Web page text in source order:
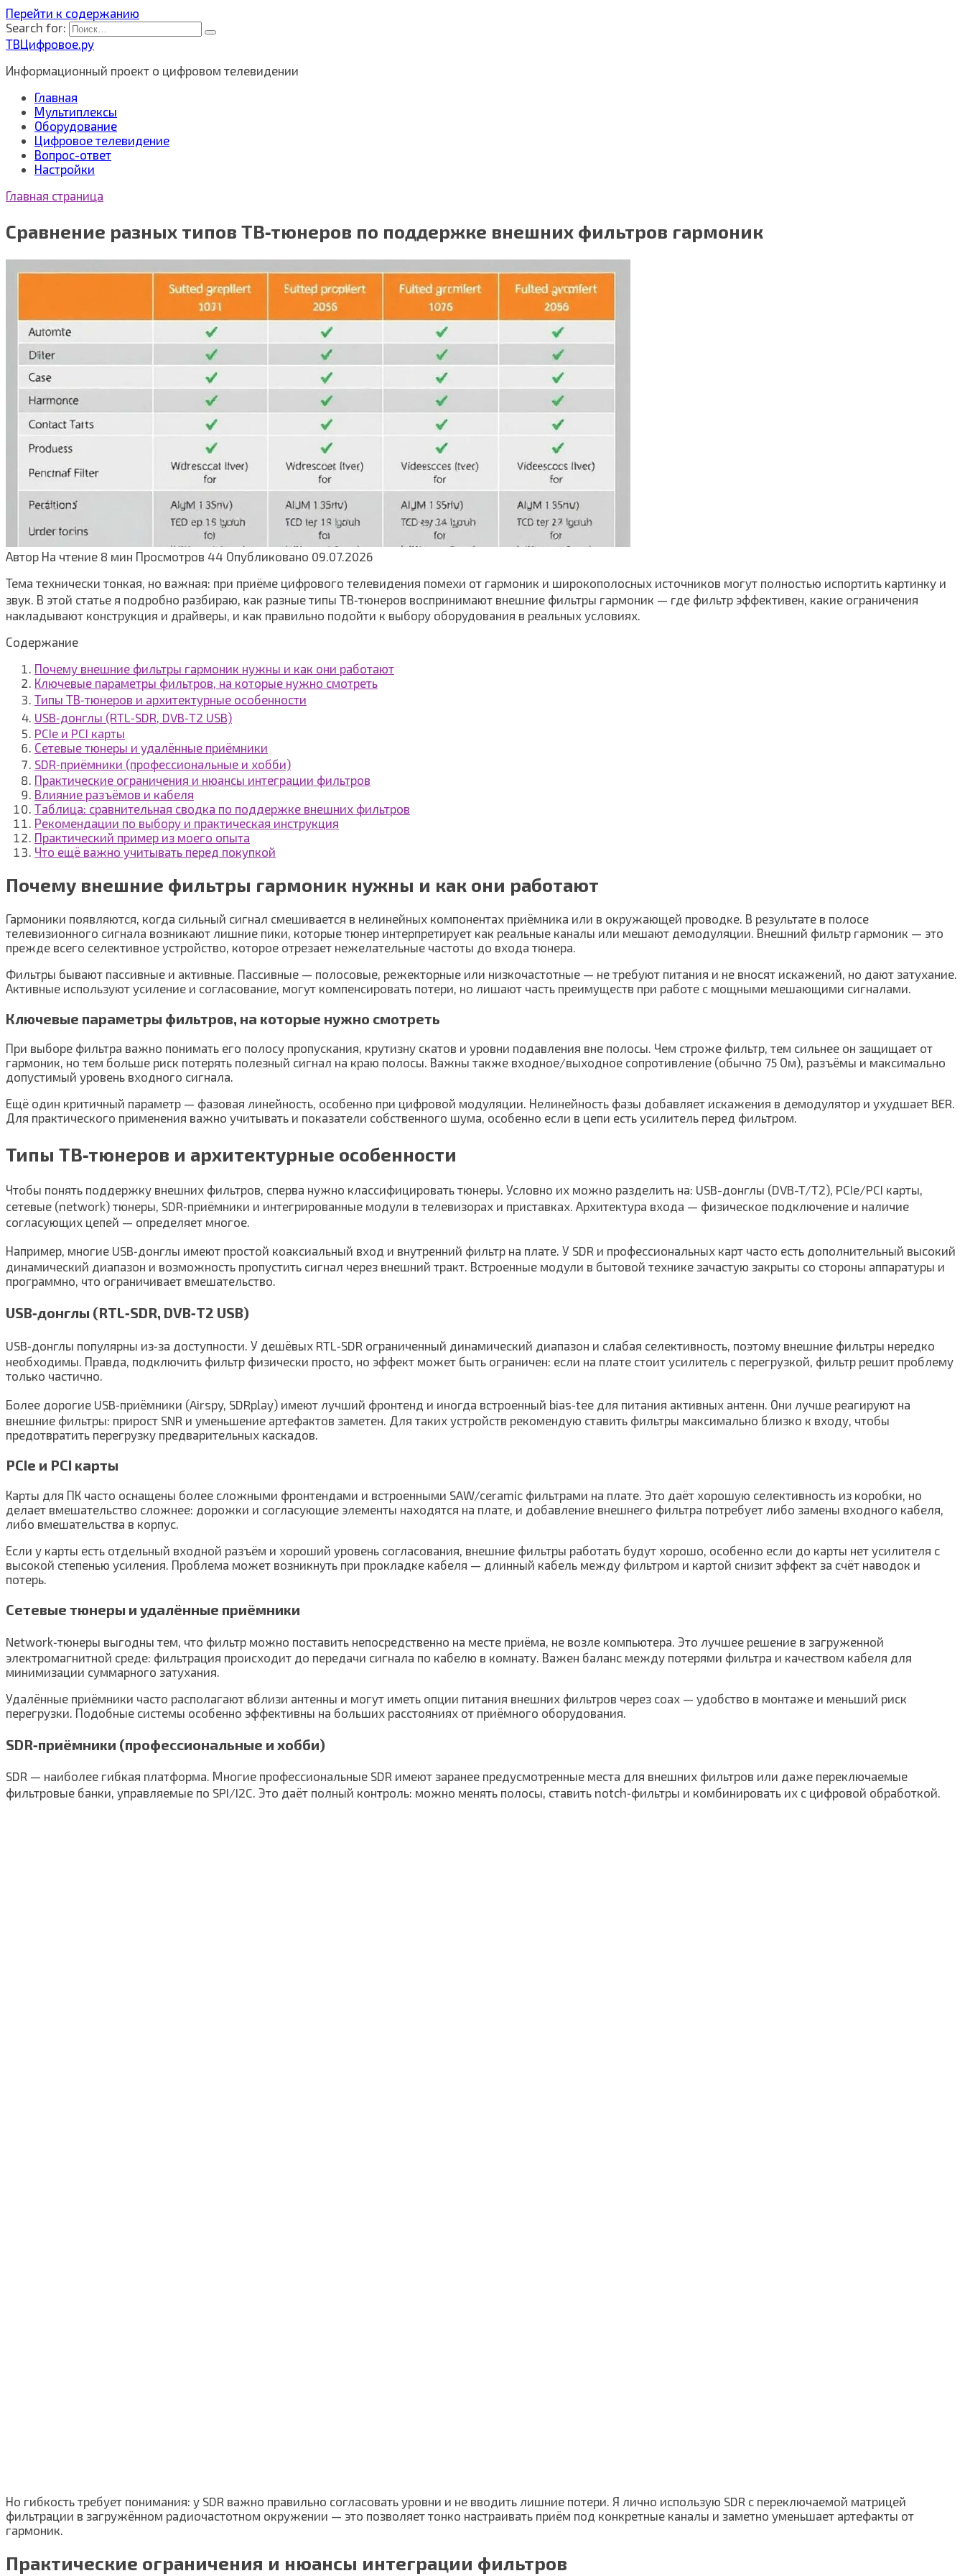
Перейти к содержанию
Search for:
ТВЦифровое.ру
Информационный проект о цифровом телевидении
Главная
Мультиплексы
Оборудование
Цифровое телевидение
Вопрос-ответ
Настройки
Главная страница
Сравнение разных типов ТВ‑тюнеров по поддержке внешних фильтров гармоник
Автор На чтение 8 мин Просмотров 44 Опубликовано 09.07.2026
Тема технически тонкая, но важная: при приёме цифрового телевидения помехи от гармоник и широкополосных источников могут полностью испортить картинку и
звук. В этой статье я подробно разбираю, как разные типы ТВ‑тюнеров воспринимают внешние фильтры гармоник — где фильтр эффективен, какие ограничения
накладывают конструкция и драйверы, и как правильно подойти к выбору оборудования в реальных условиях.
Содержание
Почему внешние фильтры гармоник нужны и как они работают
Ключевые параметры фильтров, на которые нужно смотреть
Типы ТВ‑тюнеров и архитектурные особенности
USB‑донглы (RTL‑SDR, DVB‑T2 USB)
PCIe и PCI карты
Сетевые тюнеры и удалённые приёмники
SDR‑приёмники (профессиональные и хобби)
Практические ограничения и нюансы интеграции фильтров
Влияние разъёмов и кабеля
Таблица: сравнительная сводка по поддержке внешних фильтров
Рекомендации по выбору и практическая инструкция
Практический пример из моего опыта
Что ещё важно учитывать перед покупкой
Почему внешние фильтры гармоник нужны и как они работают
Гармоники появляются, когда сильный сигнал смешивается в нелинейных компонентах приёмника или в окружающей проводке. В результате в полосе
телевизионного сигнала возникают лишние пики, которые тюнер интерпретирует как реальные каналы или мешают демодуляции. Внешний фильтр гармоник — это
прежде всего селективное устройство, которое отрезает нежелательные частоты до входа тюнера.
Фильтры бывают пассивные и активные. Пассивные — полосовые, режекторные или низкочастотные — не требуют питания и не вносят искажений, но дают затухание.
Активные используют усиление и согласование, могут компенсировать потери, но лишают часть преимуществ при работе с мощными мешающими сигналами.
Ключевые параметры фильтров, на которые нужно смотреть
При выборе фильтра важно понимать его полосу пропускания, крутизну скатов и уровни подавления вне полосы. Чем строже фильтр, тем сильнее он защищает от
гармоник, но тем больше риск потерять полезный сигнал на краю полосы. Важны также входное/выходное сопротивление (обычно 75 Ом), разъёмы и максимально
допустимый уровень входного сигнала.
Ещё один критичный параметр — фазовая линейность, особенно при цифровой модуляции. Нелинейность фазы добавляет искажения в демодулятор и ухудшает BER.
Для практического применения важно учитывать и показатели собственного шума, особенно если в цепи есть усилитель перед фильтром.
Типы ТВ‑тюнеров и архитектурные особенности
Чтобы понять поддержку внешних фильтров, сперва нужно классифицировать тюнеры. Условно их можно разделить на: USB-донглы (DVB-T/T2), PCIe/PCI карты,
сетевые (network) тюнеры, SDR‑приёмники и интегрированные модули в телевизорах и приставках. Архитектура входа — физическое подключение и наличие
согласующих цепей — определяет многое.
Например, многие USB‑донглы имеют простой коаксиальный вход и внутренний фильтр на плате. У SDR и профессиональных карт часто есть дополнительный высокий
динамический диапазон и возможность пропустить сигнал через внешний тракт. Встроенные модули в бытовой технике зачастую закрыты со стороны аппаратуры и
программно, что ограничивает вмешательство.
USB‑донглы (RTL‑SDR, DVB‑T2 USB)
USB‑донглы популярны из‑за доступности. У дешёвых RTL‑SDR ограниченный динамический диапазон и слабая селективность, поэтому внешние фильтры нередко
необходимы. Правда, подключить фильтр физически просто, но эффект может быть ограничен: если на плате стоит усилитель с перегрузкой, фильтр решит проблему
только частично.
Более дорогие USB‑приёмники (Airspy, SDRplay) имеют лучший фронтенд и иногда встроенный bias‑tee для питания активных антенн. Они лучше реагируют на
внешние фильтры: прирост SNR и уменьшение артефактов заметен. Для таких устройств рекомендую ставить фильтры максимально близко к входу, чтобы
предотвратить перегрузку предварительных каскадов.
PCIe и PCI карты
Карты для ПК часто оснащены более сложными фронтендами и встроенными SAW/ceramic фильтрами на плате. Это даёт хорошую селективность из коробки, но
делает вмешательство сложнее: дорожки и согласующие элементы находятся на плате, и добавление внешнего фильтра потребует либо замены входного кабеля,
либо вмешательства в корпус.
Если у карты есть отдельный входной разъём и хороший уровень согласования, внешние фильтры работать будут хорошо, особенно если до карты нет усилителя с
высокой степенью усиления. Проблема может возникнуть при прокладке кабеля — длинный кабель между фильтром и картой снизит эффект за счёт наводок и
потерь.
Сетевые тюнеры и удалённые приёмники
Network‑тюнеры выгодны тем, что фильтр можно поставить непосредственно на месте приёма, не возле компьютера. Это лучшее решение в загруженной
электромагнитной среде: фильтрация происходит до передачи сигнала по кабелю в комнату. Важен баланс между потерями фильтра и качеством кабеля для
минимизации суммарного затухания.
Удалённые приёмники часто располагают вблизи антенны и могут иметь опции питания внешних фильтров через coax — удобство в монтаже и меньший риск
перегрузки. Подобные системы особенно эффективны на больших расстояниях от приёмного оборудования.
SDR‑приёмники (профессиональные и хобби)
SDR — наиболее гибкая платформа. Многие профессиональные SDR имеют заранее предусмотренные места для внешних фильтров или даже переключаемые
фильтровые банки, управляемые по SPI/I2C. Это даёт полный контроль: можно менять полосы, ставить notch‑фильтры и комбинировать их с цифровой обработкой.
Но гибкость требует понимания: у SDR важно правильно согласовать уровни и не вводить лишние потери. Я лично использую SDR с переключаемой матрицей
фильтрации в загружённом радиочастотном окружении — это позволяет тонко настраивать приём под конкретные каналы и заметно уменьшает артефакты от
гармоник.
Практические ограничения и нюансы интеграции фильтров